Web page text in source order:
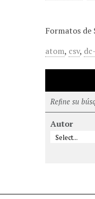
Formatos de
atom, csv,
Refine su
Autor